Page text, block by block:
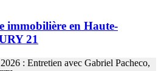
immobilière en Haute-
21